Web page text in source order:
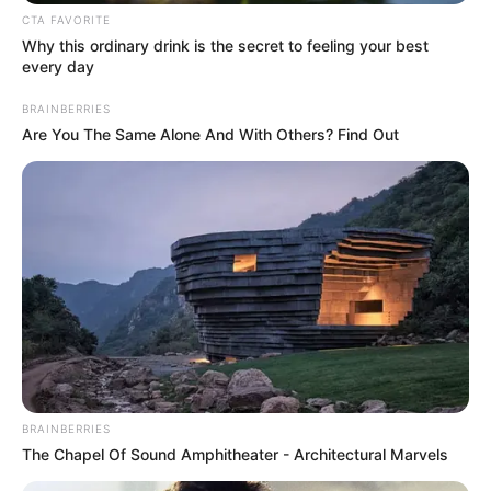
Συντάξεις Σεπτεμβρίου 2026 πληρωμή
Ακολουθήστε το evianews.com στο
News
CTA FAVORITE
Why this ordinary drink is the secret to feeling your best
every day
BRAINBERRIES
Are You The Same Alone And With Others? Find Out
BRAINBERRIES
The Chapel Of Sound Amphitheater - Architectural Marvels